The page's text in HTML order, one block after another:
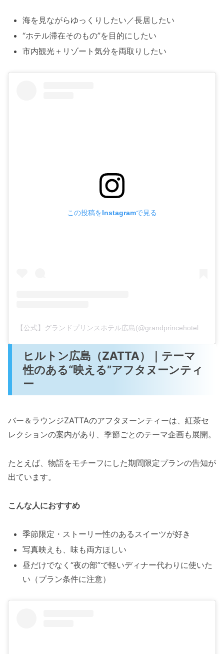
海を見ながらゆっくりしたい／長居したい
“ホテル滞在そのもの”を目的にしたい
市内観光＋リゾート気分を両取りしたい
この投稿をInstagramで見る
ヒルトン広島（ZATTA）｜テーマ
性のある“映える”アフタヌーンティ
ー
バー＆ラウンジZATTAのアフタヌーンティーは、紅茶セ
レクションの案内があり、季節ごとのテーマ企画も展開。
たとえば、物語をモチーフにした期間限定プランの告知が
出ています。
こんな人におすすめ
季節限定・ストーリー性のあるスイーツが好き
写真映えも、味も両方ほしい
昼だけでなく“夜の部”で軽いディナー代わりに使いた
い（プラン条件に注意）